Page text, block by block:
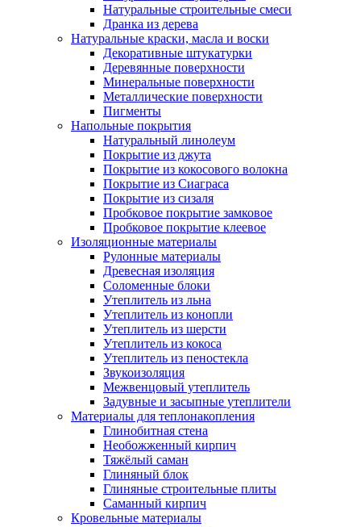
Натуральные строительные смеси
Дранка из дерева
Натуральные краски, масла и воски
Декоративные штукатурки
Деревянные поверхности
Минеральные поверхности
Металлические поверхности
Пигменты
Напольные покрытия
Натуральный линолеум
Покрытие из джута
Покрытие из кокосового волокна
Покрытие из Сиаграса
Покрытие из сизаля
Пробковое покрытие замковое
Пробковое покрытие клеевое
Изоляционные материалы
Рулонные материалы
Древесная изоляция
Соломенные блоки
Утеплитель из льна
Утеплитель из конопли
Утеплитель из шерсти
Утеплитель из кокоса
Утеплитель из пеностекла
Звукоизоляция
Межвенцовый утеплитель
Задувные и засыпные утеплители
Материалы для теплонакопления
Глинобитная стена
Необожженный кирпич
Тяжёлый саман
Глиняный блок
Глиняные строительные плиты
Саманный кирпич
Кровельные материалы